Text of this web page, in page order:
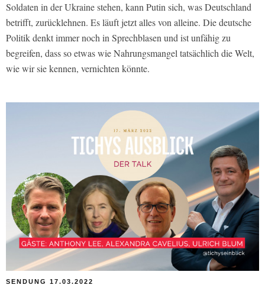
Soldaten in der Ukraine stehen, kann Putin sich, was Deutschland
betrifft, zurücklehnen. Es läuft jetzt alles von alleine. Die deutsche
Politik denkt immer noch in Sprechblasen und ist unfähig zu
begreifen, dass so etwas wie Nahrungsmangel tatsächlich die Welt,
wie wir sie kennen, vernichten könnte.
SENDUNG 17.03.2022